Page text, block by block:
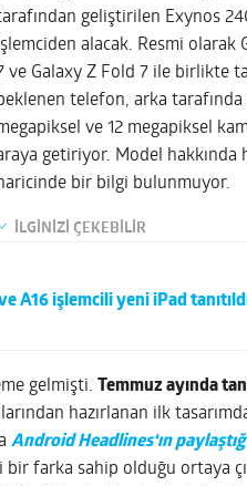
geliştirilen Exynos
alacak. Resmi olarak
ve Galaxy Z Fold 7 ile birlikte
telefon, arka tarafında
ve 12 megapiksel
getiriyor. Model hakkında
bir bilgi bulunmuyor.
İLGİNİZİ ÇEKEBİLİR
A16 işlemcili yeni iPad
gelmişti.
Temmuz ayında
hazırlanan ilk
Android Headlines‘ın
farka sahip olduğu ortaya